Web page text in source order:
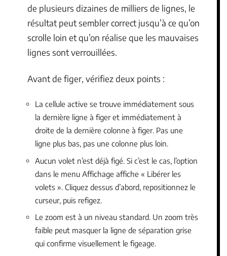
de plusieurs dizaines de milliers de lignes, le
résultat peut sembler correct jusqu’à ce qu’on
scrolle loin et qu’on réalise que les mauvaises
lignes sont verrouillées.
Avant de figer, vérifiez deux points :
La cellule active se trouve immédiatement sous
la dernière ligne à figer et immédiatement à
droite de la dernière colonne à figer. Pas une
ligne plus bas, pas une colonne plus loin.
Aucun volet n’est déjà figé. Si c’est le cas, l’option
dans le menu Affichage affiche « Libérer les
volets ». Cliquez dessus d’abord, repositionnez le
curseur, puis refigez.
Le zoom est à un niveau standard. Un zoom très
faible peut masquer la ligne de séparation grise
qui confirme visuellement le figeage.